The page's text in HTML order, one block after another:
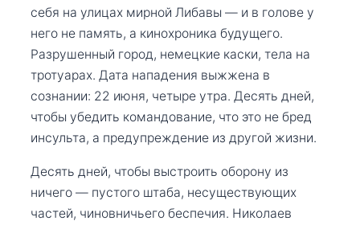
себя на улицах мирной Либавы — и в голове у
него не память, а кинохроника будущего.
Разрушенный город, немецкие каски, тела на
тротуарах. Дата нападения выжжена в
сознании: 22 июня, четыре утра. Десять дней,
чтобы убедить командование, что это не бред
инсульта, а предупреждение из другой жизни.
Десять дней, чтобы выстроить оборону из
ничего — пустого штаба, несуществующих
частей, чиновничьего беспечия. Николаев